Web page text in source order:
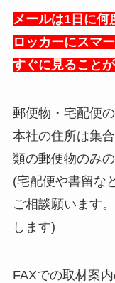
メールは1日に何
ロッカーにスマ
すぐに見ること
郵便物・宅配便
本社の住所は集
類の郵便物のみ
(宅配便や書留な
ご相談願います
します)
FAXでの取材案